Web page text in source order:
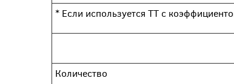
* Если используется ТТ с
Количество